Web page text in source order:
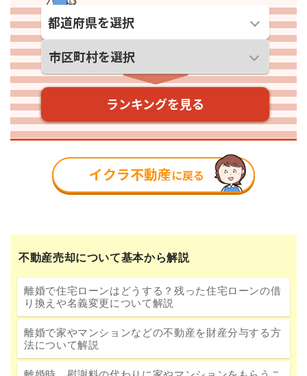
不動産売却について基本から解説
離婚で住宅ローンはどうする？残った住宅ローンの借
り換えや名義変更について解説
離婚で家やマンションなどの不動産を財産分与する方
法について解説